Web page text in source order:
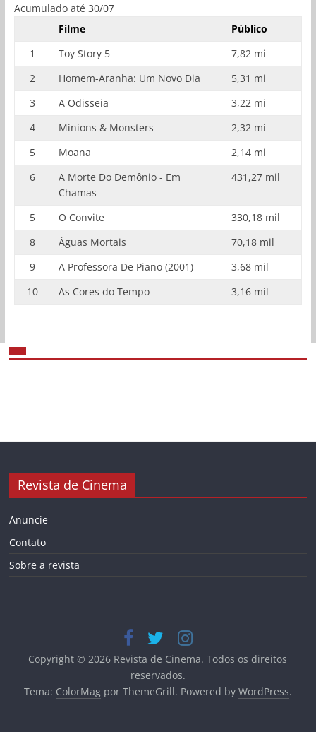
Acumulado até 30/07
Filme
Público
1
Toy Story 5
7,82 mi
2
Homem-Aranha: Um Novo Dia
5,31 mi
3
A Odisseia
3,22 mi
4
Minions & Monsters
2,32 mi
5
Moana
2,14 mi
6
A Morte Do Demônio - Em
Chamas
431,27 mil
5 O Convite
330,18 mil
8
Águas Mortais
70,18 mil
9
A Professora De Piano (2001)
3,68 mil
10
As Cores do Tempo 3,16 mil
Revista de Cinema
Anuncie
Contato
Sobre a revista
Copyright © 2026 Revista de Cinema. Todos os direitos
reservados.
Tema: ColorMagpor ThemeGrill. Powered by WordPress.